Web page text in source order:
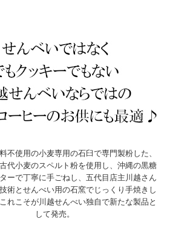
不使用の小麦専用の石臼で専門製粉した、
代小麦のスペルト粉を使用し、沖縄の黒糖
ーで丁寧に手ごねし、五代目店主川越さん
術とせんべい用の石窯でじっくり手焼きし
れこそが川越せんべい独自で新たな製品と
して発売。